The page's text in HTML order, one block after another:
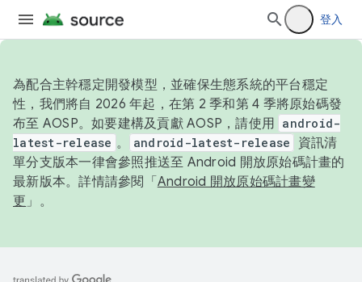
登入
為配合主幹穩定開發模型，並確保生態系統的平台穩定
性，我們將自 2026 年起，在第 2 季和第 4 季將原始碼發
布至 AOSP。如要建構及貢獻 AOSP，請使用 android-
latest-release 。 android-latest-release
資訊清
單分支版本一律會參照推送至 Android 開放原始碼計畫的
最新版本。詳情請參閱「 Android 開放原始碼計畫變
更 」。